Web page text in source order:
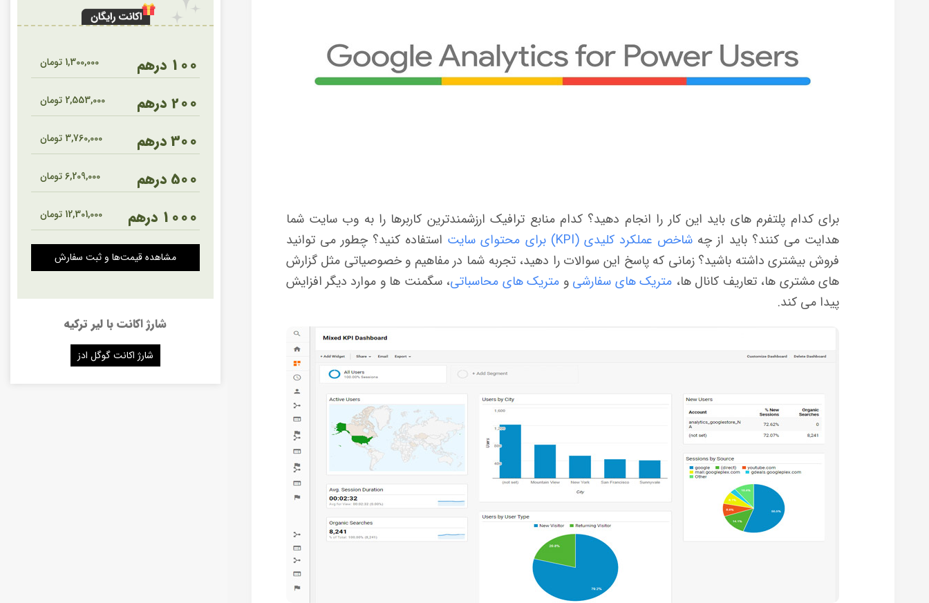
برای کدام پلتفرم های باید این کار را انجام دهید؟ کدام منابع ترافیک ارزشمندترین کاربرها را به وب سایت شما
هدایت می کنند؟ باید از چه شاخص عملکرد کلیدی (KPI) برای محتوای سایت
استفاده کنید؟ چطور می توانید
فروش بیشتری داشته باشید؟ زمانی که پاسخ این سوالات را دهید، تجربه شما در مفاهیم و خصوصیاتی مثل گزارش
های مشتری ها، تعاریف کانال ها، متریک های سفارشی و متریک های محاسباتی، سگمنت ها و موارد دیگر افزایش
پیدا می کند.
100 درهم 1,300,000 تومان
200 درهم 2,553,000 تومان
300 درهم 3,760,000 تومان
500 درهم 6,209,000تومان
1000 درهم 12,301,000 تومان
مشاهده قیمت‌ها و ثبت سفارش
شارژ اکانت با لیر ترکیه
شارژ اکانت گوگل ادز